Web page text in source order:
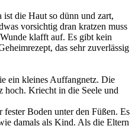
ist die Haut so dünn und zart,
vorsichtig dran kratzen muss
klafft auf. Es gibt kein
das sehr zuverlässig
ein kleines Auffangnetz. Die
hoch. Kriecht in die Seele und
Boden unter den Füßen. Es
damals als Kind. Als die Eltern